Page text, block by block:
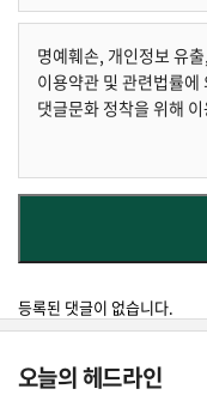
등록된 댓글이 없습니다.
오늘의 헤드라인